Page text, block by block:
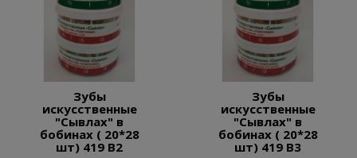
Зубы
искусственные
"Сывлах" в
бобинах ( 20*28
шт) 419 B2
Зубы
искусственные
"Сывлах" в
бобинах ( 20*28
шт) 419 B3